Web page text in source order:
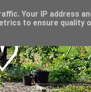
Your IP address
to ensure quality